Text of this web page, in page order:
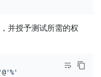
并授予测试所需的权
@'%'